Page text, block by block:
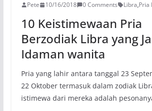
Pete 10/16/2018 0 Comments Libra,Pria
10 Keistimewaan Pria
Berzodiak Libra yang
Idaman wanita
Pria yang lahir antara tanggal 23
22 Oktober termasuk dalam zodiak
istimewa dari mereka adalah